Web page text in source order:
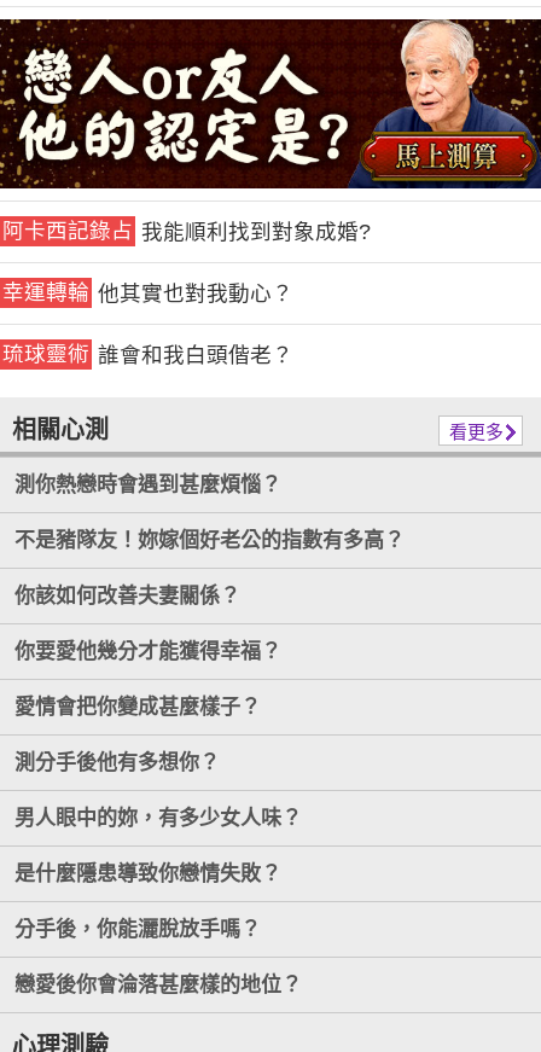
阿卡西記錄占 我能順利找到對象成婚?
幸運轉輪 他其實也對我動心？
琉球靈術 誰會和我白頭偕老？
相關心測 看更多
測你熱戀時會遇到甚麼煩惱？
不是豬隊友！妳嫁個好老公的指數有多高？
你該如何改善夫妻關係？
你要愛他幾分才能獲得幸福？
愛情會把你變成甚麼樣子？
測分手後他有多想你？
男人眼中的妳，有多少女人味？
是什麼隱患導致你戀情失敗？
分手後，你能灑脫放手嗎？
戀愛後你會淪落甚麼樣的地位？
心理測驗